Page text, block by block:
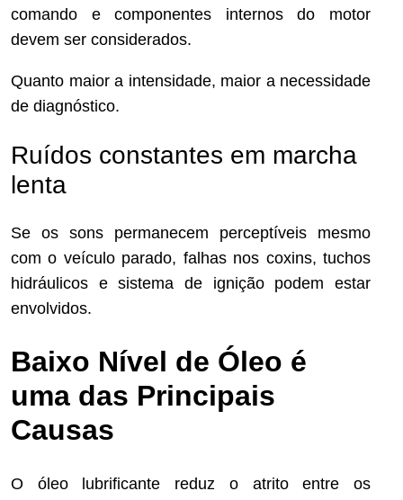
comando e componentes internos do motor
devem ser considerados.
Quanto maior a intensidade, maior a necessidade
de diagnóstico.
Ruídos constantes em marcha
lenta
Se os sons permanecem perceptíveis mesmo
com o veículo parado, falhas nos coxins, tuchos
hidráulicos e sistema de ignição podem estar
envolvidos.
Baixo Nível de Óleo é
uma das Principais
Causas
O óleo lubrificante reduz o atrito entre os